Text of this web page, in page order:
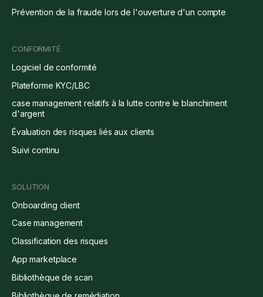
Prévention de la fraude lors de l'ouverture d'un compte
CONFORMITÉ
Logiciel de conformité
Plateforme KYC/LBC
case management relatifs à la lutte contre le blanchiment
d'argent
Évaluation des risques liés aux clients
Suivi continu
SOLUTION
Onboarding client
Case management
Classification des risques
App marketplace
Bibliothèque de scan